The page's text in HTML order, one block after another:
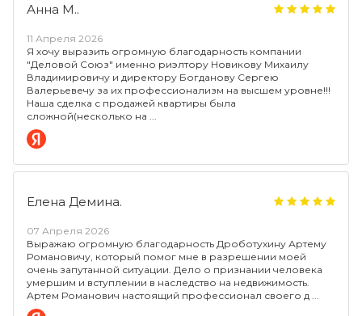
Анна М..
11 Апреля 2026
Я хочу выразить огромную благодарность компании
"Деловой Союз" именно риэлтору Новикову Михаилу
Владимировичу и директору Богданову Сергею
Валерьевечу за их профессионализм на высшем уровне!!!
Наша сделка с продажей квартиры была
сложной(несколько на
Елена Демина.
07 Апреля 2026
Выражаю огромную благодарность Дроботухину Артему
Романовичу, который помог мне в разрешении моей
очень запутанной ситуации. Дело о признании человека
умершим и вступлении в наследство на недвижимость.
Артем Романович настоящий профессионал своего д